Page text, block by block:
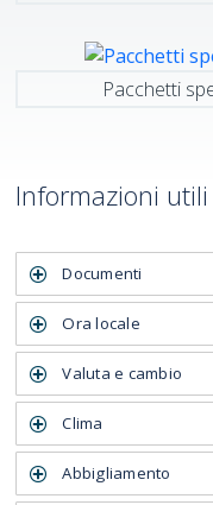
Pacchetti
Informazioni utili
Documenti
Ora locale
Valuta e cambio
Clima
Abbigliamento